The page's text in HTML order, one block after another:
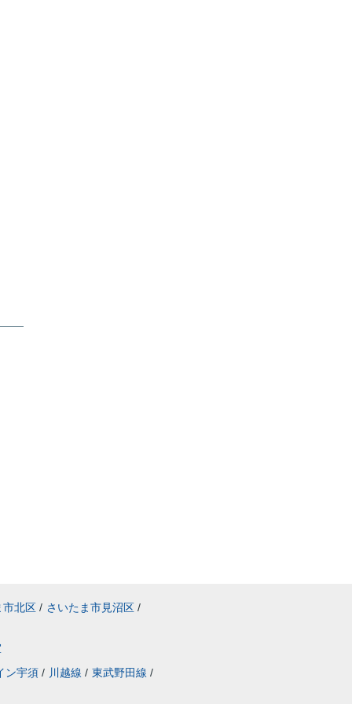
市北区 / さいたま市見沼区 /
ン宇須 / 川越線 / 東武野田線 /